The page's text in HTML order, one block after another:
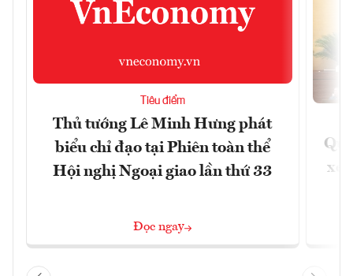
Tiêu điểm
Thủ tướng Lê Minh Hưng phát
biểu chỉ đạo tại Phiên toàn thể
Hội nghị Ngoại giao lần thứ 33
Đọc ngay